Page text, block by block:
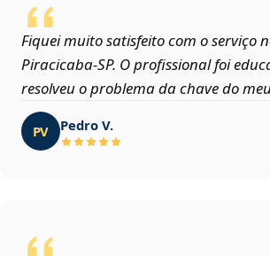
Fiquei muito satisfeito com o serviço
Piracicaba‑SP. O profissional foi
resolveu o problema da chave do
PV Pedro V.